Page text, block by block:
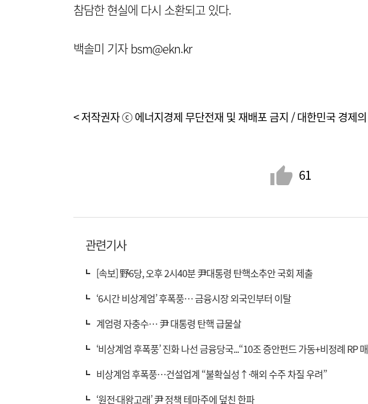
참담한 현실에 다시 소환되고 있다.
백솔미 기자 bsm@ekn.kr
< 저작권자 ⓒ 에너지경제 무단전재 및 재배포 금지 / 대한민국 경제
61
관련기사
[속보] 野6당, 오후 2시40분 尹대통령 탄핵소추안 국회 제출
‘6시간 비상계엄’ 후폭풍… 금융시장 외국인부터 이탈
계엄령 자충수… 尹 대통령 탄핵 급물살
‘비상계엄 후폭풍’ 진화 나선 금융당국...“10조 증안펀드 가동+비정례 RP
비상계엄 후폭풍…건설업계 “불확실성↑·해외 수주 차질 우려”
‘원전·대왕고래’ 尹 정책 테마주에 덮친 한파